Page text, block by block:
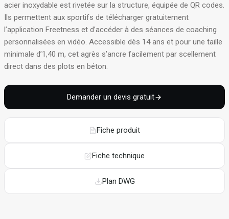
acier inoxydable est rivetée sur la structure, équipée de QR codes.
Ils permettent aux sportifs de télécharger gratuitement
l’application Freetness et d’accéder à des séances de coaching
personnalisées en vidéo. Accessible dès 14 ans et pour une taille
minimale d’1,40 m, cet agrès s’ancre facilement par scellement
direct dans des plots en béton.
Demander un devis gratuit
Fiche produit
Fiche technique
Plan DWG